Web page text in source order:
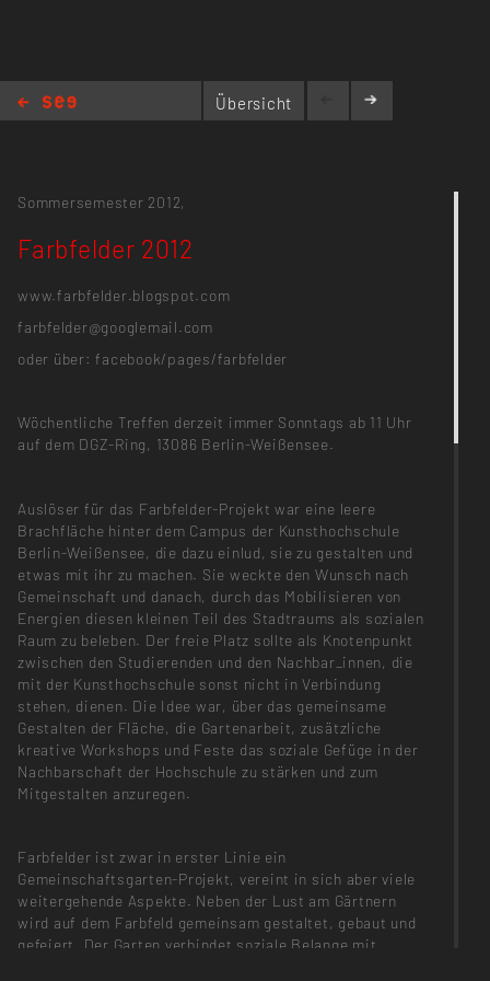
Übersicht
Sommersemester 2012,
Farbfelder 2012
www.farbfelder.blogspot.com
farbfelder@googlemail.com
oder über: facebook/pages/farbfelder
Wöchentliche Treffen derzeit immer Sonntags ab 11 Uhr
auf dem DGZ-Ring, 13086 Berlin-Weißensee.
Auslöser für das Farbfelder-Projekt war eine leere
Brachfläche hinter dem Campus der Kunsthochschule
Berlin-Weißensee, die dazu einlud, sie zu gestalten und
etwas mit ihr zu machen. Sie weckte den Wunsch nach
Gemeinschaft und danach, durch das Mobilisieren von
Energien diesen kleinen Teil des Stadtraums als sozialen
Raum zu beleben. Der freie Platz sollte als Knotenpunkt
zwischen den Studierenden und den Nachbar_innen, die
mit der Kunsthochschule sonst nicht in Verbindung
stehen, dienen. Die Idee war, über das gemeinsame
Gestalten der Fläche, die Gartenarbeit, zusätzliche
kreative Workshops und Feste das soziale Gefüge in der
Nachbarschaft der Hochschule zu stärken und zum
Mitgestalten anzuregen.
Farbfelder ist zwar in erster Linie ein
Gemeinschaftsgarten-Projekt, vereint in sich aber viele
weitergehende Aspekte. Neben der Lust am Gärtnern
wird auf dem Farbfeld gemeinsam gestaltet, gebaut und
gefeiert. Der Garten verbindet soziale Belange mit